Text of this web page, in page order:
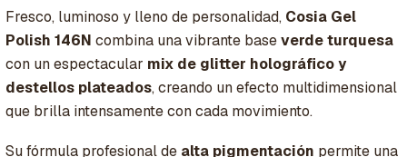
Fresco, luminoso y lleno de personalidad, Cosia Gel
Polish 146N combina una vibrante baseverde turquesa
con un espectacular mix de glitter holográfico y
destellos plateados, creando un efecto multidimensional
que brilla intensamente con cada movimiento.
Su fórmula profesional de alta pigmentación permite una